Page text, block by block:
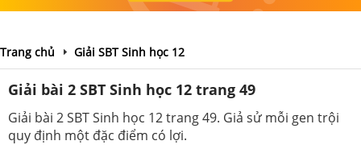
Trang chủ Giải SBT Sinh học 12
Giải bài 2 SBT Sinh học 12 trang 49
Giải bài 2 SBT Sinh học 12 trang 49. Giả sử mỗi gen trội
quy định một đặc điểm có lợi.